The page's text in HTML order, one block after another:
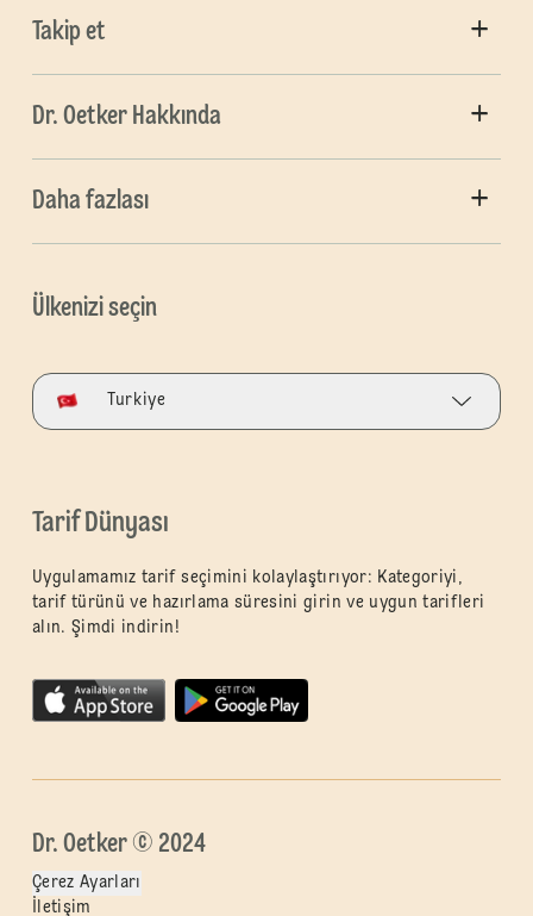
Takip et
Dr. Oetker Hakkında
Daha fazlası
Ülkenizi seçin
Turkiye
Tarif Dünyası
Uygulamamız tarif seçimini kolaylaştırıyor: Kategoriyi,
tarif türünü ve hazırlama süresini girin ve uygun tarifleri
alın. Şimdi indirin!
Dr. Oetker © 2024
Çerez Ayarları
İletişim